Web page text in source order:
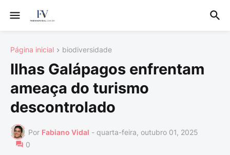
Página inicial biodiversidade
Ilhas Galápagos enfrentam
ameaça do turismo
descontrolado
Por Fabiano Vidal - quarta-feira, outubro 01, 2025
0